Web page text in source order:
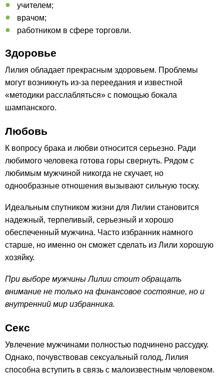
учителем;
врачом;
работником в сфере торговли.
Здоровье
Лилия обладает прекрасным здоровьем. Проблемы
могут возникнуть из-за переедания и известной
«методики расслабляться» с помощью бокала
шампанского.
Любовь
К вопросу брака и любви относится серьезно. Ради
любимого человека готова горы свернуть. Рядом с
любимым мужчиной никогда не скучает, но
однообразные отношения вызывают сильную тоску.
Идеальным спутником жизни для Лилии становится
надежный, терпеливый, серьезный и хорошо
обеспеченный мужчина. Часто избранник намного
старше, но именно он сможет сделать из Лили хорошую
хозяйку.
При выборе мужчины Лилии стоит обращать
внимание не только на финансовое состояние, но и
внутренний мир избранника.
Секс
Увлечение мужчинами полностью подчинено рассудку.
Однако, почувствовав сексуальный голод, Лилия
способна вступить в связь с малоизвестным человеком.